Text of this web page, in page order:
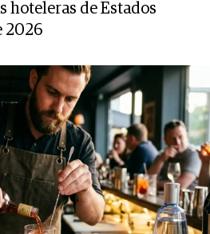
hoteleras de Estados
2026